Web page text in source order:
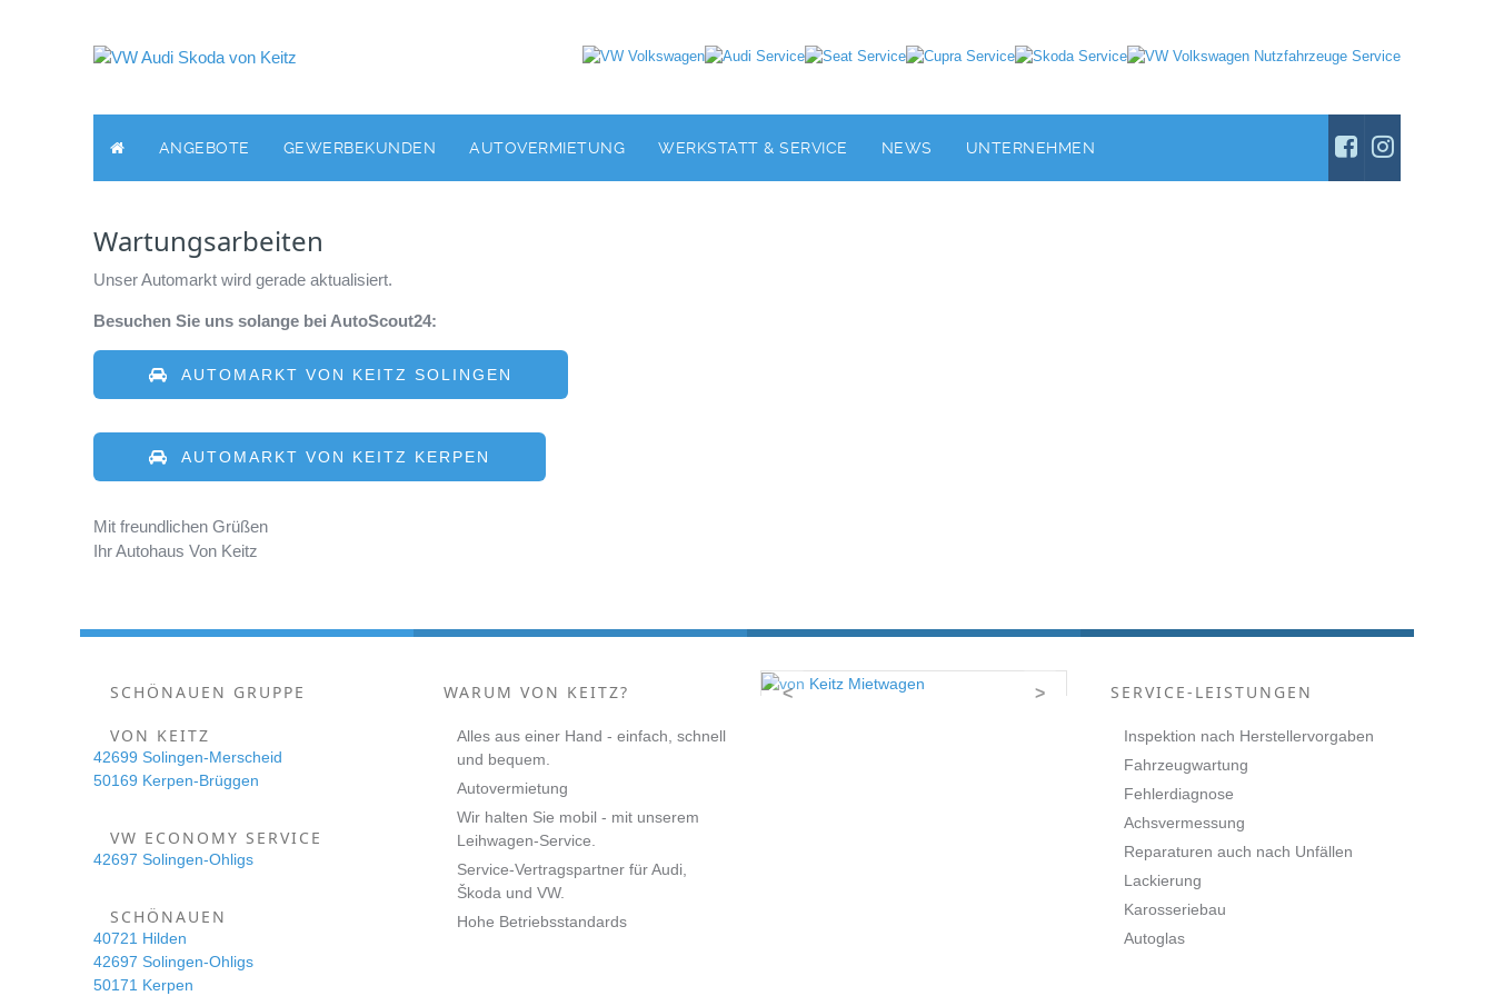
ANGEBOTE GEWERBEKUNDEN AUTOVERMIETUNG WERKSTATT & SERVICE NEWS UNTERNEHMEN
Wartungsarbeiten
Unser Automarkt wird gerade aktualisiert.
Besuchen Sie uns solange bei AutoScout24:
AUTOMARKT VON KEITZ SOLINGEN
AUTOMARKT VON KEITZ KERPEN
Mit freundlichen Grüßen
Ihr Autohaus Von Keitz
SCHÖNAUEN GRUPPE
VON KEITZ
42699 Solingen-Merscheid
50169 Kerpen-Brüggen
VW ECONOMY SERVICE
42697 Solingen-Ohligs
SCHÖNAUEN
40721 Hilden
42697 Solingen-Ohligs
50171 Kerpen
WARUM VON KEITZ?
Alles aus einer Hand - einfach, schnell
und bequem.
Autovermietung
Wir halten Sie mobil - mit unserem
Leihwagen-Service.
Service-Vertragspartner für Audi,
Škoda und VW.
Hohe Betriebsstandards
< > SERVICE-LEISTUNGEN
Inspektion nach Herstellervorgaben
Fahrzeugwartung
Fehlerdiagnose
Achsvermessung
Reparaturen auch nach Unfällen
Lackierung
Karosseriebau
Autoglas